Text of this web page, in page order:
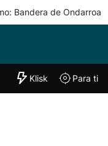
Bandera de Ondarroa
"Helmuga"
Klisk Para ti